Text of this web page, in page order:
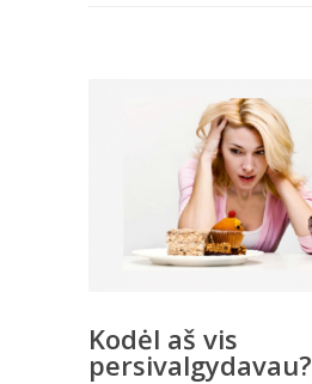
Kodėl aš vis
persivalgydavau?